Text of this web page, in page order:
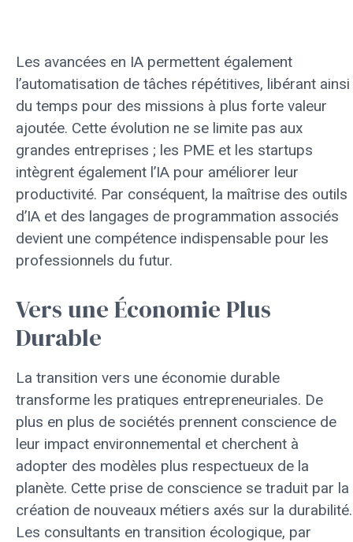
Les avancées en IA permettent également
l’automatisation de tâches répétitives, libérant ainsi
du temps pour des missions à plus forte valeur
ajoutée. Cette évolution ne se limite pas aux
grandes entreprises ; les PME et les startups
intègrent également l’IA pour améliorer leur
productivité. Par conséquent, la maîtrise des outils
d’IA et des langages de programmation associés
devient une compétence indispensable pour les
professionnels du futur.
Vers une Économie Plus
Durable
La transition vers une économie durable
transforme les pratiques entrepreneuriales. De
plus en plus de sociétés prennent conscience de
leur impact environnemental et cherchent à
adopter des modèles plus respectueux de la
planète. Cette prise de conscience se traduit par la
création de nouveaux métiers axés sur la durabilité.
Les consultants en transition écologique, par